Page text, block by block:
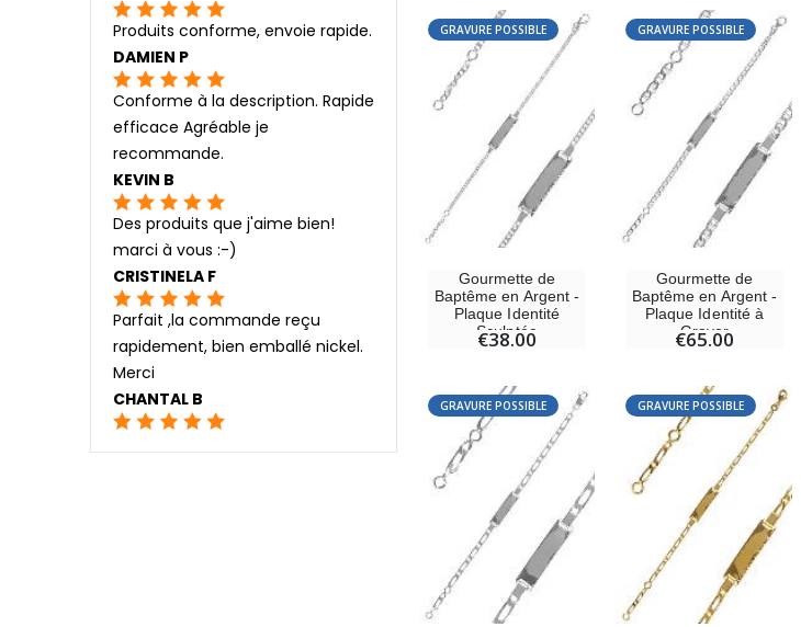
GRAVURE POSSIBLE
Gourmette de
Baptême en Argent -
Plaque Identité
Sculptée
€38.00
GRAVURE POSSIBLE
Gourmette de
Baptême en Argent -
Plaque Identité à
Graver
€65.00
GRAVURE POSSIBLE GRAVURE POSSIBLE
Produits conforme, envoie rapide.
DAMIEN P
Conforme à la description. Rapide
efficace Agréable je
recommande.
KEVIN B
Des produits que j'aime bien!
marci à vous :-)
CRISTINELA F
Parfait ,la commande reçu
rapidement, bien emballé nickel.
Merci
CHANTAL B